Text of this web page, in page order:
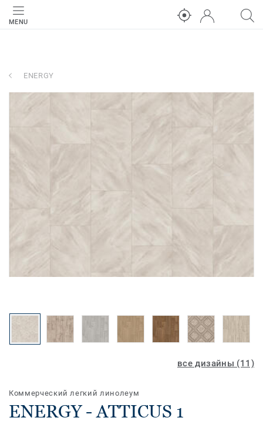
MENU
ENERGY
все дизайны (11)
Коммерческий легкий линолеум
ENERGY - ATTICUS 1